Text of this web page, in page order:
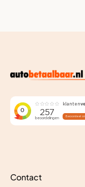
Contact